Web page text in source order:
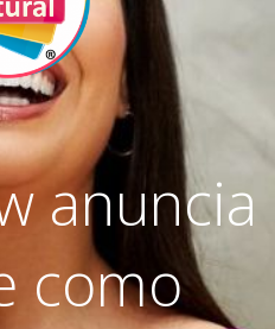
anuncia
como